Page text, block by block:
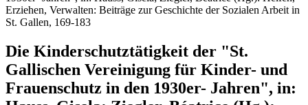
Erziehen, Verwalten: Beiträge zur Geschichte der Sozialen Arbeit in
St. Gallen, 169-183
Die Kinderschutztätigkeit der "St.
Gallischen Vereinigung für Kinder- und
Frauenschutz in den 1930er- Jahren", in: